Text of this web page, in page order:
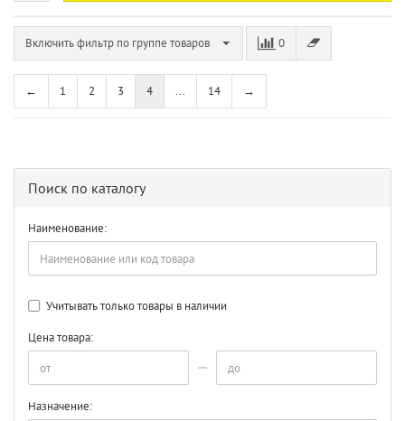
Включить фильтр по группе товаров 0
← 1 2 3 4 ... 14 →
Поиск по каталогу
Наименование:
Учитывать только товары в наличии
Цена товара:
Назначение: